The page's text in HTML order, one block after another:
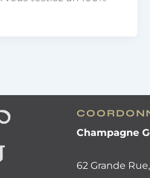
Champagne
62 Grande